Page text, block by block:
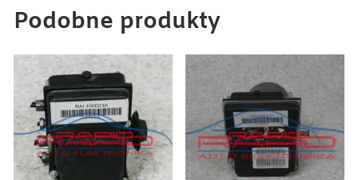
Podobne produkty